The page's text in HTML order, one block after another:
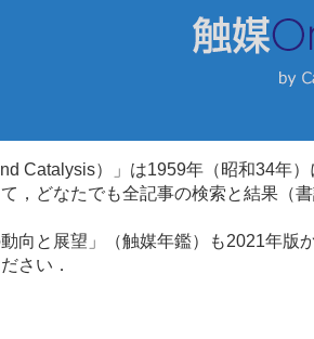
Catalysis）」は1959年（昭和34年
，どなたでも全記事の検索と結果（
向と展望」（触媒年鑑）も2021年
さい．